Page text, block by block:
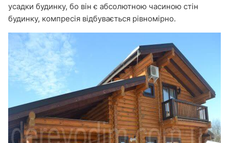
усадки будинку, бо він є абсолютною часиною стін
будинку, компресія відбувається рівномірно.